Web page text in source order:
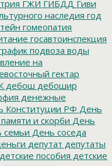
ГЖИ ГИБДД Гиви
наследия год
гомеопатия
госавтоинспекция
подвоза воды
на
гектар
дебош дебошир
денежные
Конституции РФ День
и скорби День
семьи День соседа
депутат депутаты
детские пособия детские